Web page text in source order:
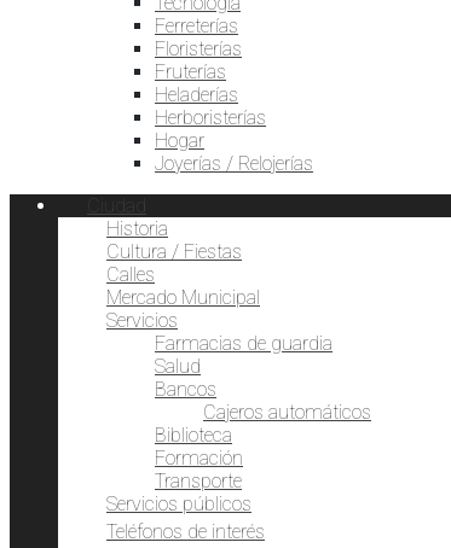
Ferreterías
Floristerías
Fruterías
Heladerías
Herboristerías
Hogar
Joyerías / Relojerías
Ciudad
Historia
Cultura / Fiestas
Calles
Mercado Municipal
Servicios
Farmacias de guardia
Salud
Bancos
Cajeros automáticos
Biblioteca
Formación
Transporte
Servicios públicos
Teléfonos de interés